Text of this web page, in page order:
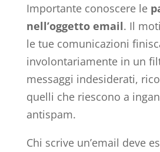
Importante conoscere le
nell’oggetto email. Il
le tue comunicazioni
involontariamente in un
messaggi indesiderati,
quelli che riescono a
antispam.
Chi scrive un’email deve